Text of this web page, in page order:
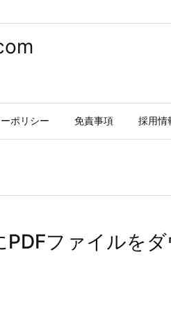
ポリシー 免責事項 採用情
ファイルを